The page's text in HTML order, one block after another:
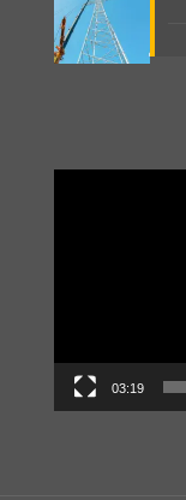
03:19